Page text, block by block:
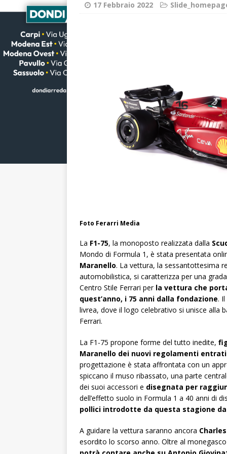
17 Febbraio 2022
Foto Ferarri Media
La F1-75, la monoposto realizzata dalla
Mondo di Formula 1, è stata presentata
Maranello. La vettura, la sessantottesima
automobilistica, si caratterizza per una
Centro Stile Ferrari per la vettura che
quest’anno, i 75 anni dalla fondazione.
livrea, dove il logo celebrativo si unisce alla
Ferrari.
La F1-75 propone forme del tutto inedite,
Maranello dei nuovi regolamenti
progettazione è stata affrontata con un
spiccano il muso ribassato, una parte
dei suoi accessori e disegnata per
dell’effetto suolo in Formula 1 a 40 anni di
pollici introdotte da questa stagione
A guidare la vettura saranno ancora
esordito lo scorso anno. Oltre al